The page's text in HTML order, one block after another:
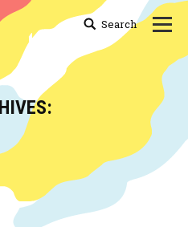
Search:
Search
You are here: